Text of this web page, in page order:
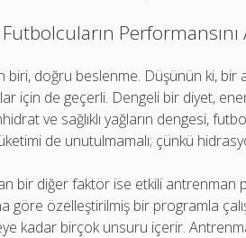
biri, doğru beslenme. Düşünün ki, bir
için de geçerli. Dengeli bir diyet,
ve sağlıklı yağların dengesi,
de unutulmamalı; çünkü
bir diğer faktör ise etkili antrenman
göre özelleştirilmiş bir programla
kadar birçok unsuru içerir.